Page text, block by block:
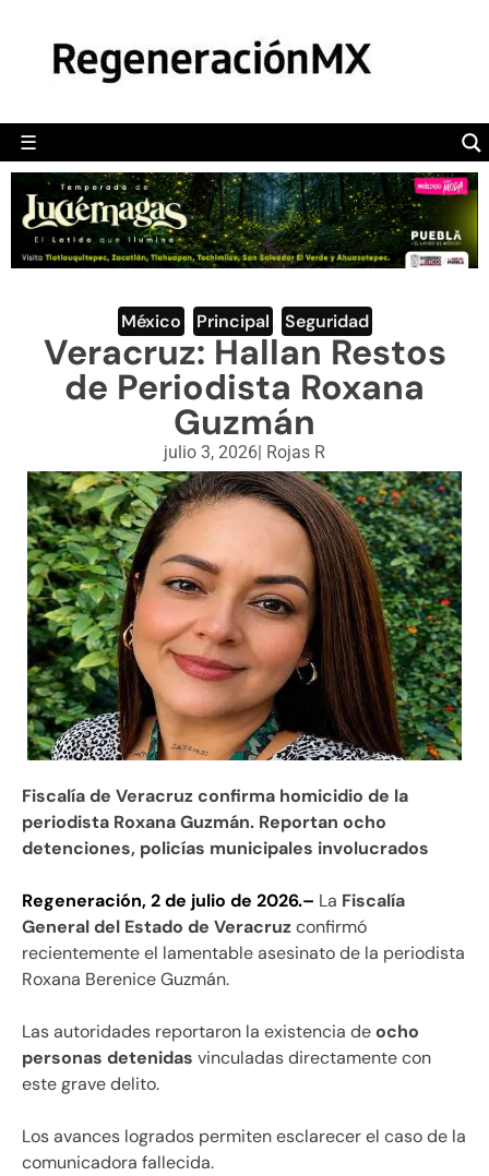
☰
POLÍTICA
CAMALEÓN
OPINIÓN
DEPORTES
ENGLISH SECTION
VIDEOS
México Principal Seguridad
Veracruz: Hallan Restos
de Periodista Roxana
Guzmán
julio 3, 2026| Rojas R
Fiscalía de Veracruz confirma homicidio de la
periodista Roxana Guzmán. Reportan ocho
detenciones, policías municipales involucrados
Regeneración, 2 de julio de 2026.– La Fiscalía
General del Estado de Veracruzconfirmó
recientemente el lamentable asesinato de la periodista
Roxana Berenice Guzmán.
Las autoridades reportaron la existencia deocho
personas detenidas vinculadas directamente con
este grave delito.
Los avances logrados permiten esclarecer el caso de la
comunicadora fallecida.